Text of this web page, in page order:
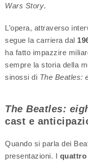
Wars Story.
L’opera, attraverso
segue la carriera dal
ha fatto impazzire
sempre la storia della
sinossi di The Beatles:
The Beatles:
cast e
Quando si parla dei
presentazioni. I quattro